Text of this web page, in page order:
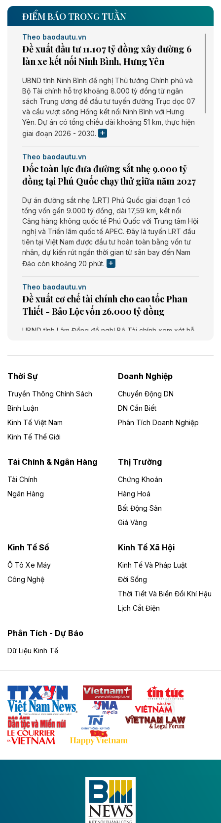
ĐIỂM BÁO TRONG TUẦN
Theo baodautu.vn
Đề xuất đầu tư 11.107 tỷ đồng xây đường 6
làn xe kết nối Ninh Bình, Hưng Yên
UBND tỉnh Ninh Bình đề nghị Thủ tướng Chính phủ và
Bộ Tài chính hỗ trợ khoảng 8.000 tỷ đồng từ ngân
sách Trung ương để đầu tư tuyến đường Trục dọc 07
và cầu vượt sông Hồng kết nối Ninh Bình với Hưng
Yên. Dự án có tổng chiều dài khoảng 51 km, thực hiện
giai đoạn 2026 - 2030.
Theo baodautu.vn
Dốc toàn lực đưa đường sắt nhẹ 9.000 tỷ
đồng tại Phú Quốc chạy thử giữa năm 2027
Dự án đường sắt nhẹ (LRT) Phú Quốc giai đoạn 1 có
tổng vốn gần 9.000 tỷ đồng, dài 17,59 km, kết nối
Cảng hàng không quốc tế Phú Quốc với Trung tâm Hội
nghị và Triển lãm quốc tế APEC. Đây là tuyến LRT đầu
tiên tại Việt Nam được đầu tư hoàn toàn bằng vốn tư
nhân, dự kiến rút ngắn thời gian từ sân bay đến Nam
Đảo còn khoảng 20 phút.
Theo baodautu.vn
Đề xuất cơ chế tài chính cho cao tốc Phan
Thiết - Bảo Lộc vốn 26.000 tỷ đồng
UBND tỉnh Lâm Đồng đề nghị Bộ Tài chính xem xét hỗ
- Bu Prăng. Dự án dài khoảng 73,49 km, tổng mức đầu
tư dự kiến 26.000 tỷ đồng.
Theo baodautu.vn
Cà Mau chấp thuận chủ trương đầu tư Dự
án khu chợ và nhà ở nông thôn vốn 563 tỷ
đồng
UBND tỉnh Cà Mau chấp thuận chủ trương đầu tư Dự
thức đấu thầu lựa chọn nhà đầu tư. Dự án rộng 30,745
ha, quy mô dân số khoảng 5.000 người, nhằm hình
thành khu thương mại, chợ và khu nhà ở nông thôn với
Đà Nẵng thu hút thêm 116.000 tỷ đồng vốn
đầu tư trong nước
Trong 7 tháng năm 2026, TP. Đà Nẵng thu hút 116.092
tỷ đồng vốn đầu tư trong nước, tăng mạnh so với
19.347 tỷ đồng cùng kỳ năm 2025. Riêng tháng 7,
Thành phố thu hút hơn 42.520 tỷ đồng, gồm 9 dự án
tăng thêm 23.926 tỷ đồng. Lũy kế, Đà Nẵng có 2.065
Hòa Phát dự kiến rót thêm 20.000 tỷ đồng
vào dự án ray đường sắt tại Dung Quất
Hòa Phát muốn chi thêm 20.000 tỷ đồng để mở rộng
dự án sản xuất ray đường sắt và thép đặc biệt tại khu
kinh tế Dung Quất.
Keppel thoái toàn bộ vốn khỏi dự án
Empire City tại Thủ Thiêm
Tập đoàn Keppel (Singapore) bán toàn bộ 40% vốn
Thời Sự
Truyền Thông Chính Sách
Bình Luận
Kinh Tế Việt Nam
Kinh Tế Thế Giới
Doanh Nghiệp
Chuyển Động DN
DN Cần Biết
Phân Tích Doanh Nghiệp
Tài Chính & Ngân Hàng
Tài Chính
Ngân Hàng
Thị Trường
Chứng Khoán
Hàng Hoá
Bất Động Sản
Giá Vàng
Kinh Tế Số
Ô Tô Xe Máy
Công Nghệ
Kinh Tế Xã Hội
Kinh Tế Và Pháp Luật
Đời Sống
Thời Tiết Và Biến Đổi Khí Hậu
Lịch Cắt Điện
Phân Tích - Dự Báo
Dữ Liệu Kinh Tế